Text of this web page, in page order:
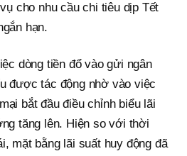
cho nhu cầu chi tiêu dịp Tết
hạn.
dòng tiền đổ vào gửi ngân
được tác động nhờ vào việc
bắt đầu điều chỉnh biểu lãi
tăng lên. Hiện so với thời
mặt bằng lãi suất huy động đã